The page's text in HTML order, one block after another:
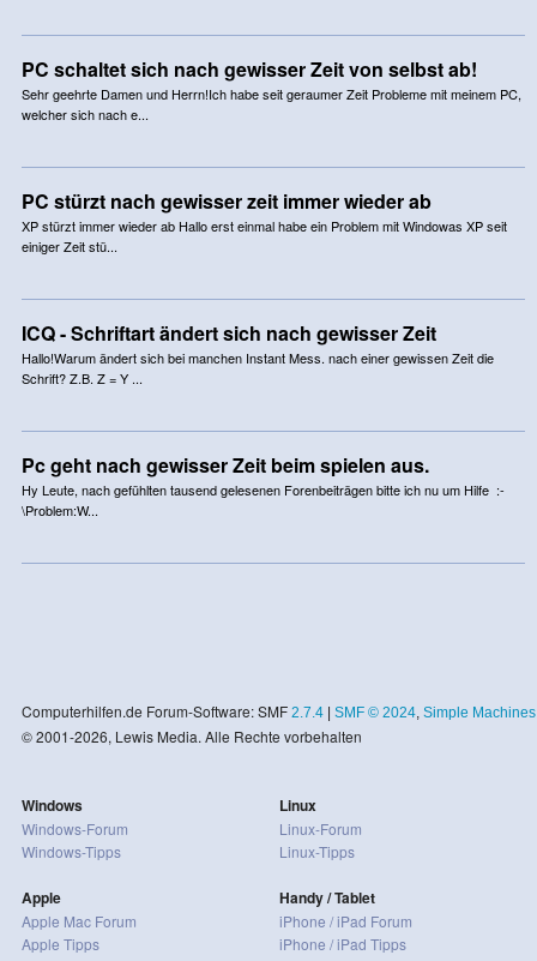
PC schaltet sich nach gewisser Zeit von selbst ab!
Sehr geehrte Damen und Herrn!Ich habe seit geraumer Zeit Probleme mit meinem PC,
welcher sich nach e...
PC stürzt nach gewisser zeit immer wieder ab
XP stürzt immer wieder ab Hallo erst einmal habe ein Problem mit Windowas XP seit
einiger Zeit stü...
ICQ - Schriftart ändert sich nach gewisser Zeit
Hallo!Warum ändert sich bei manchen Instant Mess. nach einer gewissen Zeit die
Schrift? Z.B. Z = Y ...
Pc geht nach gewisser Zeit beim spielen aus.
Hy Leute, nach gefühlten tausend gelesenen Forenbeiträgen bitte ich nu um Hilfe :-
\Problem:W...
Computerhilfen.de Forum-Software: SMF 2.7.4| SMF © 2024, Simple Machines
© 2001-2026, Lewis Media. Alle Rechte vorbehalten
Windows
Windows-Forum
Windows-Tipps
Apple
Apple Mac Forum
Apple Tipps
Linux
Linux-Forum
Linux-Tipps
Handy / Tablet
iPhone / iPad Forum
iPhone / iPad Tipps